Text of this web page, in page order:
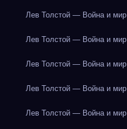
Лев Толстой — Война и мир
Лев Толстой — Война и мир
Лев Толстой — Война и мир
Лев Толстой — Война и мир
Лев Толстой — Война и мир